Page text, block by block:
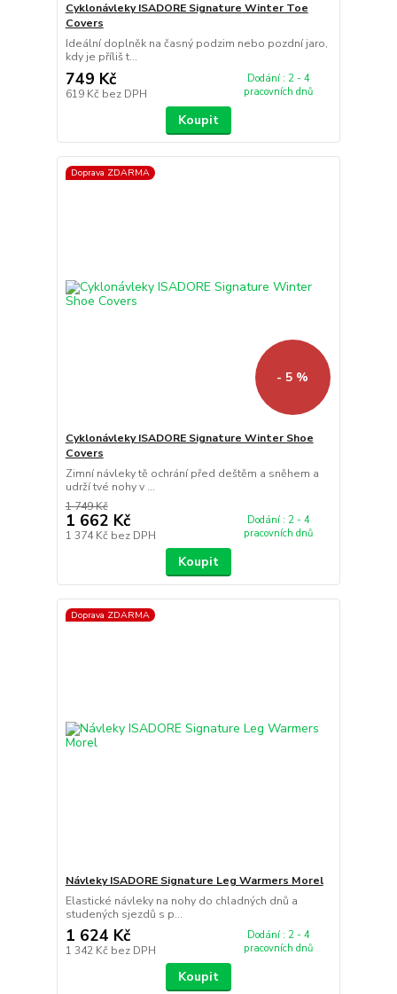
Cyklonávleky ISADORE Signature Winter Toe
Covers
Ideální doplněk na časný podzim nebo pozdní jaro,
kdy je příliš t...
749 Kč
619 Kč bez DPH
Dodání : 2 - 4
pracovních dnů
Koupit
Doprava ZDARMA
- 5 %
Cyklonávleky ISADORE Signature Winter Shoe
Covers
Zimní návleky tě ochrání před deštěm a sněhem a
udrží tvé nohy v ...
1 749 Kč
1 662 Kč
1 374 Kč bez DPH
Dodání : 2 - 4
pracovních dnů
Koupit
Doprava ZDARMA
Návleky ISADORE Signature Leg Warmers Morel
Elastické návleky na nohy do chladných dnů a
studených sjezdů s p...
1 624 Kč
1 342 Kč bez DPH
Dodání : 2 - 4
pracovních dnů
Koupit